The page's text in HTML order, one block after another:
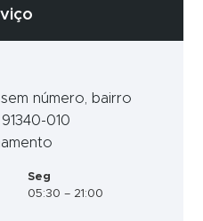
número, bairro
91340-010
Seg
05:30 – 21:00